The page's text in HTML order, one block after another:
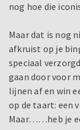
nog hoe die
Maar dat is nog
afkruist op je
speciaal
gaan door voor
lijnen af en win
op de taart: een
Maar……heb je